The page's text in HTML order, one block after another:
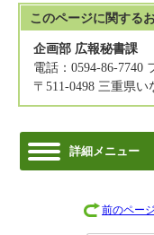
このページに関する
企画部 広報秘書課
電話：0594-86-7740
〒511-0498 三重県
詳細メニュー
前のペー